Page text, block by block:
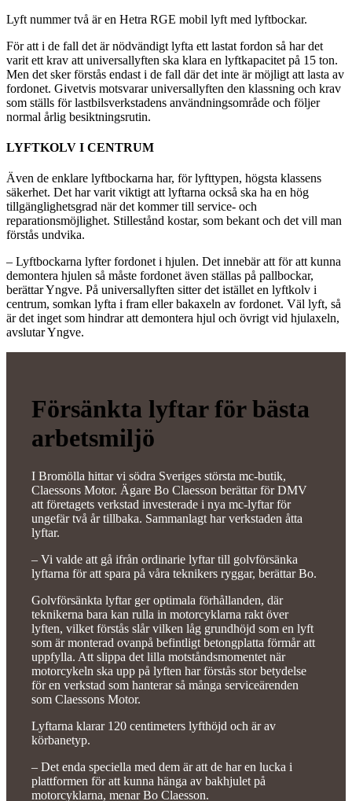
Lyft nummer två är en Hetra RGE mobil lyft med lyftbockar.
För att i de fall det är nödvändigt lyfta ett lastat fordon så har det
varit ett krav att universallyften ska klara en lyftkapacitet på 15 ton.
Men det sker förstås endast i de fall där det inte är möjligt att lasta av
fordonet. Givetvis motsvarar universallyften den klassning och krav
som ställs för lastbilsverkstadens användningsområde och följer
normal årlig besiktningsrutin.
LYFTKOLV I CENTRUM
Även de enklare lyftbockarna har, för lyfttypen, högsta klassens
säkerhet. Det har varit viktigt att lyftarna också ska ha en hög
tillgänglighetsgrad när det kommer till service- och
reparationsmöjlighet. Stillestånd kostar, som bekant och det vill man
förstås undvika.
– Lyftbockarna lyfter fordonet i hjulen. Det innebär att för att kunna
demontera hjulen så måste fordonet även ställas på pallbockar,
berättar Yngve. På universallyften sitter det istället en lyftkolv i
centrum, somkan lyfta i fram eller bakaxeln av fordonet. Väl lyft, så
är det inget som hindrar att demontera hjul och övrigt vid hjulaxeln,
avslutar Yngve.
Försänkta lyftar för bästa
arbetsmiljö
I Bromölla hittar vi södra Sveriges största mc-butik,
Claessons Motor. Ägare Bo Claesson berättar för DMV
att företagets verkstad investerade i nya mc-lyftar för
ungefär två år tillbaka. Sammanlagt har verkstaden åtta
lyftar.
– Vi valde att gå ifrån ordinarie lyftar till golvförsänka
lyftarna för att spara på våra teknikers ryggar, berättar Bo.
Golvförsänkta lyftar ger optimala förhållanden, där
teknikerna bara kan rulla in motorcyklarna rakt över
lyften, vilket förstås slår vilken låg grundhöjd som en lyft
som är monterad ovanpå befintligt betongplatta förmår att
uppfylla. Att slippa det lilla motståndsmomentet när
motorcykeln ska upp på lyften har förstås stor betydelse
för en verkstad som hanterar så många serviceärenden
som Claessons Motor.
Lyftarna klarar 120 centimeters lyfthöjd och är av
körbanetyp.
– Det enda speciella med dem är att de har en lucka i
plattformen för att kunna hänga av bakhjulet på
motorcyklarna, menar Bo Claesson.